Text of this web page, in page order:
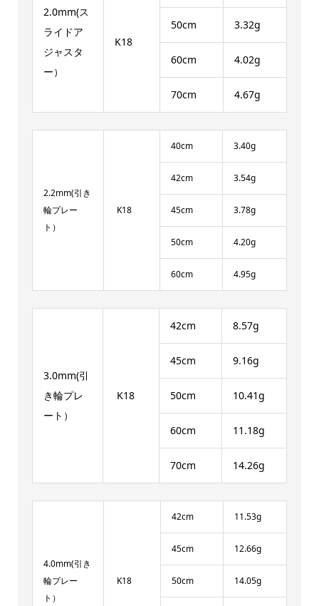
2.0mm(ス
ライドア
ジャスタ
ー）
K18
50cm 3.32g
60cm 4.02g
70cm 4.67g
2.2mm(引き
輪プレー
ト）
K18
40cm 3.40g
42cm 3.54g
45cm 3.78g
50cm 4.20g
60cm 4.95g
3.0mm(引
き輪プレ
ート）
K18
42cm 8.57g
45cm 9.16g
50cm 10.41g
60cm 11.18g
70cm 14.26g
4.0mm(引き
輪プレー
ト）
K18
42cm 11.53g
45cm 12.66g
50cm 14.05g